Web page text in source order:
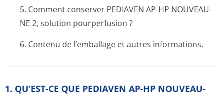
5. Comment conserver PEDIAVEN AP-HP NOUVEAU-
NE 2, solution pourperfusion ?
6. Contenu de l’emballage et autres informations.
1. QU’EST-CE QUE PEDIAVEN AP-HP NOUVEAU-